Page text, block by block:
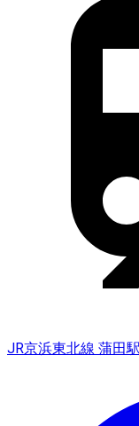
JR京浜東北線 蒲田